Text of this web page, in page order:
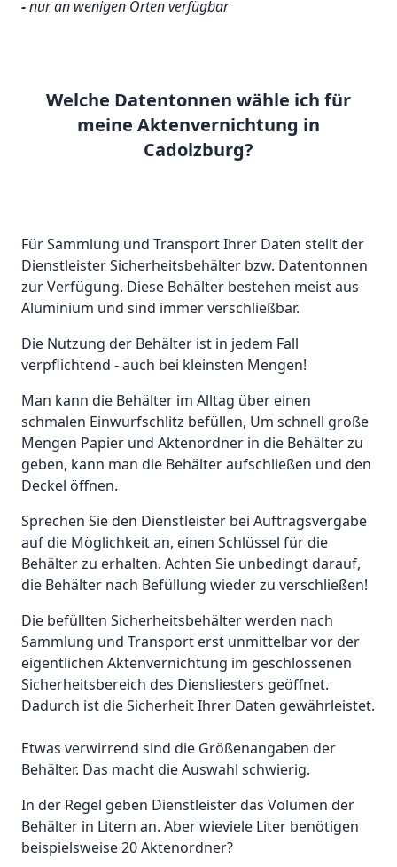
-nur an wenigen Orten verfügbar
Welche Datentonnen wähle ich für
meine Aktenvernichtung in
Cadolzburg?
Für Sammlung und Transport Ihrer Daten stellt der
Dienstleister Sicherheitsbehälter bzw. Datentonnen
zur Verfügung. Diese Behälter bestehen meist aus
Aluminium und sind immer verschließbar.
Die Nutzung der Behälter ist in jedem Fall
verpflichtend - auch bei kleinsten Mengen!
Man kann die Behälter im Alltag über einen
schmalen Einwurfschlitz befüllen, Um schnell große
Mengen Papier und Aktenordner in die Behälter zu
geben, kann man die Behälter aufschließen und den
Deckel öffnen.
Sprechen Sie den Dienstleister bei Auftragsvergabe
auf die Möglichkeit an, einen Schlüssel für die
Behälter zu erhalten. Achten Sie unbedingt darauf,
die Behälter nach Befüllung wieder zu verschließen!
Die befüllten Sicherheitsbehälter werden nach
Sammlung und Transport erst unmittelbar vor der
eigentlichen Aktenvernichtung im geschlossenen
Sicherheitsbereich des Diensliesters geöffnet.
Dadurch ist die Sicherheit Ihrer Daten gewährleistet.
Etwas verwirrend sind die Größenangaben der
Behälter. Das macht die Auswahl schwierig.
In der Regel geben Dienstleister das Volumen der
Behälter in Litern an. Aber wieviele Liter benötigen
beispielsweise 20 Aktenordner?